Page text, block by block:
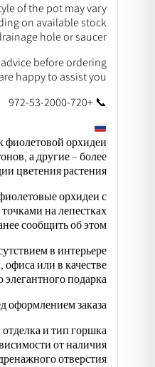
of the pot may vary
on available stock.
hole or saucer.
before ordering?
happy to assist you.
📞 +972-53-2000-720 | 💬 WhatsApp: +972-53-2000-730
орхидеи 💜
а другие – более
цветения растения.
орхидеи с
на лепестках.
сообщить об этом.
в интерьере.
или в качестве
элегантного подарка.
оформлением заказа.
и тип горшка
от наличия.
отверстия.